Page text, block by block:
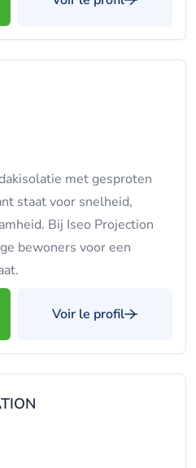
met gesproten
staat voor snelheid,
Bij Iseo Projection
bewoners voor een
Voir le profil